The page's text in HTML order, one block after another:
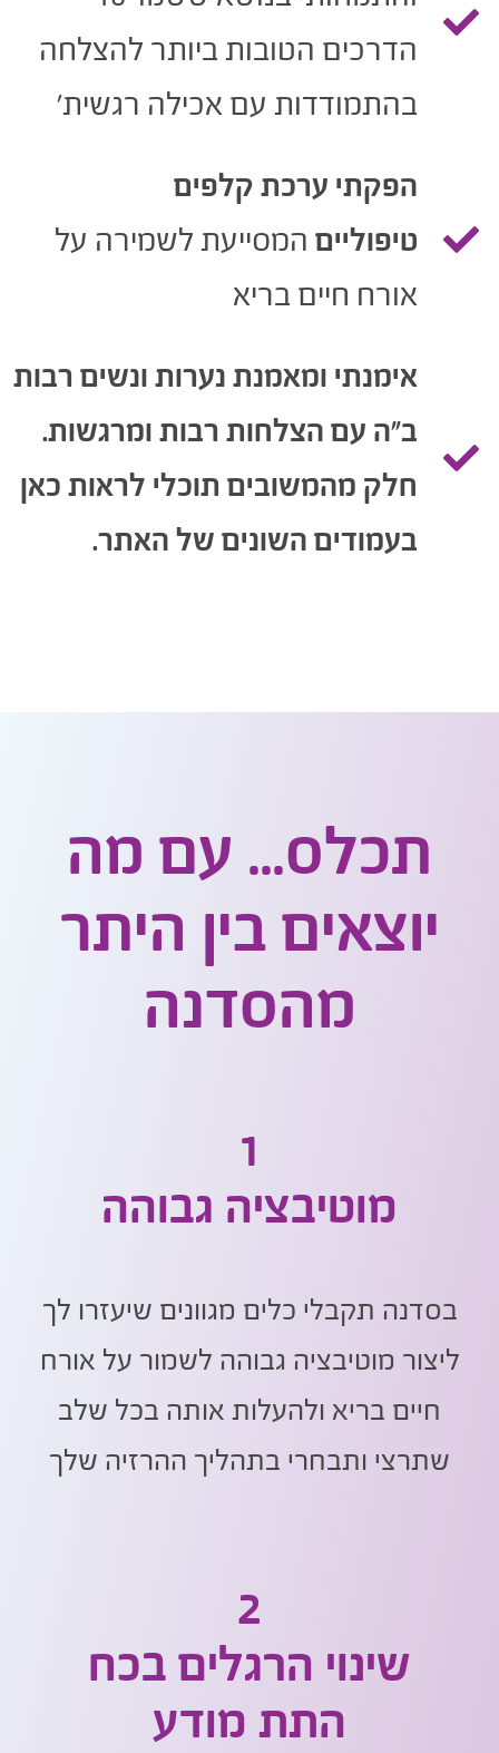
הדרכים הטובות ביותר להצלחה
בהתמודדות עם אכילה רגשית'
הפקתי ערכת קלפים
טיפולייםהמסייעת לשמירה על
אורח חיים בריא
אימנתי ומאמנת נערות ונשים רבות
ב"ה עם הצלחות רבות ומרגשות.
חלק מהמשובים תוכלי לראות כאן
בעמודים השונים של האתר.
תכלס... עם מה
יוצאים בין היתר
מהסדנה
מוטיבציה גבוהה
בסדנה תקבלי כלים מגוונים שיעזרו לך
ליצור מוטיבציה גבוהה לשמור על אורח
חיים בריא ולהעלות אותה בכל שלב
שתרצי ותבחרי בתהליך ההרזיה שלך
2
שינוי הרגלים בכח
התת מודע